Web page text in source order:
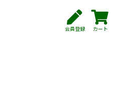
会員登録 カート